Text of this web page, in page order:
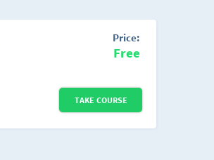
Price:
Free
TAKE COURSE